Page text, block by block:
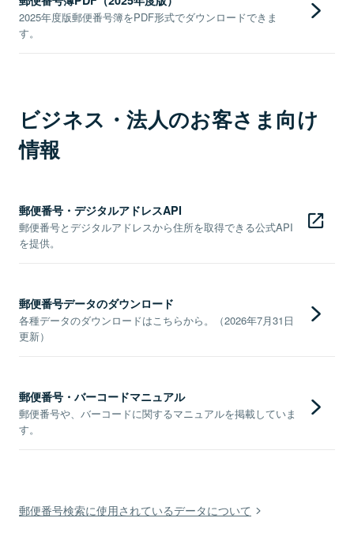
2025年度版郵便番号簿をPDF形式でダウンロードできま
す。
ビジネス・法人のお客さま向け
情報
郵便番号・デジタルアドレスAPI
郵便番号とデジタルアドレスから住所を取得できる公式API
を提供。
郵便番号データのダウンロード
各種データのダウンロードはこちらから。（2026年7月31日
更新）
郵便番号・バーコードマニュアル
郵便番号や、バーコードに関するマニュアルを掲載していま
す。
郵便番号検索に使用されているデータについて